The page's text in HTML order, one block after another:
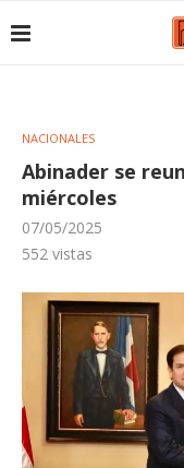
NACIONALES
Abinader se
miércoles
07/05/2025
552 vistas